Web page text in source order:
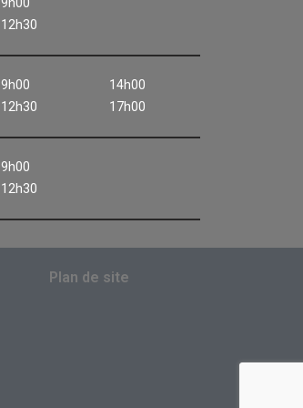
9h00
12h30
9h00
12h30
14h00
17h00
9h00
12h30
Plan de site